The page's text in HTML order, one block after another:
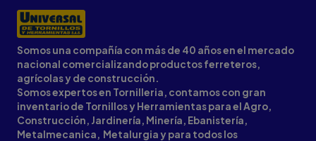
Somos una compañía con más de 40 años en el mercado
nacional comercializando productos ferreteros,
agrícolas y de construcción.
Somos expertos en Tornilleria, contamos con gran
inventario de Tornillos y Herramientas para el Agro,
Construcción, Jardinería, Minería, Ebanistería,
Metalmecanica, Metalurgia y para todos los